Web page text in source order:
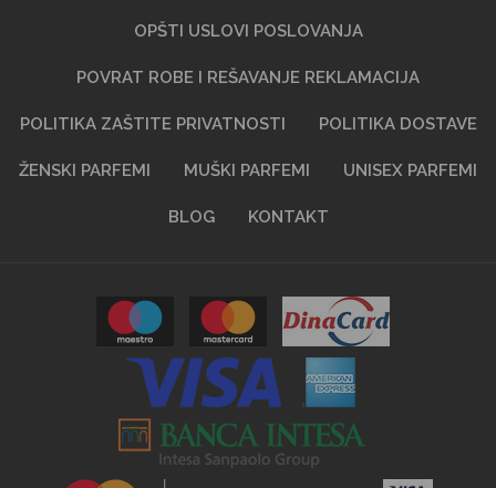
OPŠTI USLOVI POSLOVANJA
POVRAT ROBE I REŠAVANJE REKLAMACIJA
POLITIKA ZAŠTITE PRIVATNOSTI POLITIKA DOSTAVE
ŽENSKI PARFEMI MUŠKI PARFEMI UNISEX PARFEMI
BLOG KONTAKT